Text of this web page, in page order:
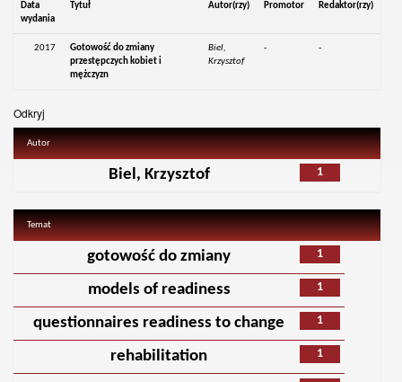
Data
wydania
Tytuł Autor(rzy) Promotor Redaktor(rzy)
2017
Gotowość do zmiany
przestępczych kobiet i
mężczyzn
Biel,
Krzysztof
- -
Odkryj
Autor
1
Biel, Krzysztof
Temat
1
gotowość do zmiany
1
models of readiness
1
questionnaires readiness to change
1
rehabilitation